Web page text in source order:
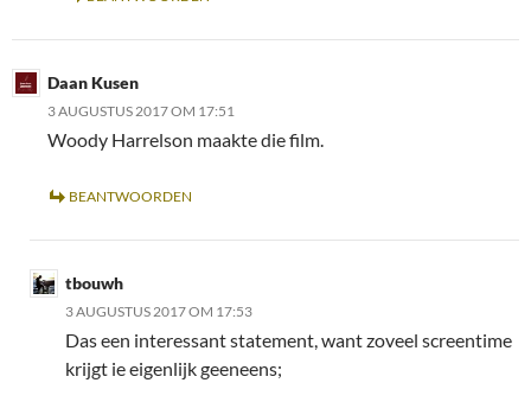
Daan Kusen
3 AUGUSTUS 2017 OM 17:51
Woody Harrelson maakte die film.
BEANTWOORDEN
tbouwh
3 AUGUSTUS 2017 OM 17:53
Das een interessant statement, want zoveel screentime
krijgt ie eigenlijk geeneens;